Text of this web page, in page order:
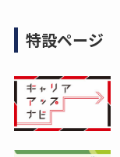
特設ページ